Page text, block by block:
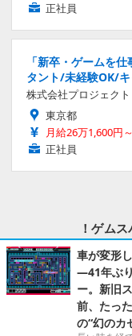
正社員
「新卒・ゲームを
タント/未経験OK/
株式会社プロジェク
東京都
月給26万1,600円
正社員
！ゲム
車が変形
―41年ぶ
ー。新旧
前、たっ
の“幻のカ